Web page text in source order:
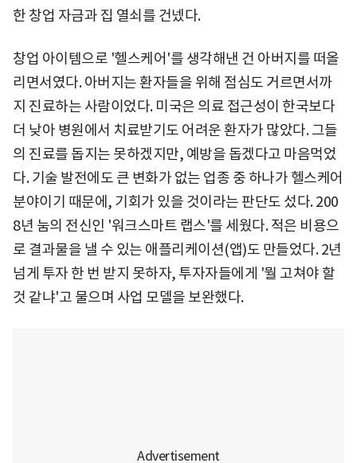
한 창업 자금과 집 열쇠를 건넸다.
창업 아이템으로 '헬스케어'를 생각해낸 건 아버지를 떠올
리면서였다. 아버지는 환자들을 위해 점심도 거르면서까
지 진료하는 사람이었다. 미국은 의료 접근성이 한국보다
더 낮아 병원에서 치료받기도 어려운 환자가 많았다. 그들
의 진료를 돕지는 못하겠지만, 예방을 돕겠다고 마음먹었
다. 기술 발전에도 큰 변화가 없는 업종 중 하나가 헬스케어
분야이기 때문에, 기회가 있을 것이라는 판단도 섰다. 200
8년 눔의 전신인 '워크스마트 랩스'를 세웠다. 적은 비용으
로 결과물을 낼 수 있는 애플리케이션(앱)도 만들었다. 2년
넘게 투자 한 번 받지 못하자, 투자자들에게 '뭘 고쳐야 할
것 같냐'고 물으며 사업 모델을 보완했다.